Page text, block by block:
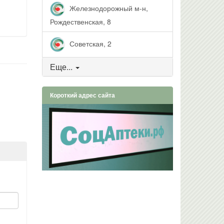
Железнодорожный м-н,
Рождественская, 8
Советская, 2
Еще...
Короткий адрес сайта